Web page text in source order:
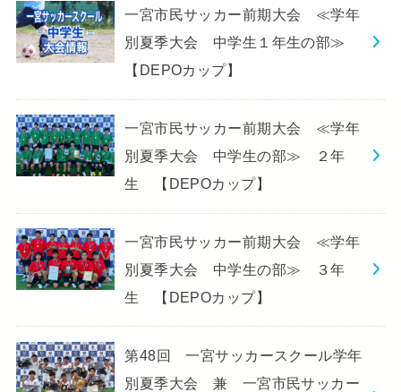
一宮市民サッカー前期大会 ≪学年
別夏季大会 中学生１年生の部≫
【DEPOカップ】
一宮市民サッカー前期大会 ≪学年
別夏季大会 中学生の部≫ ２年
生 【DEPOカップ】
一宮市民サッカー前期大会 ≪学年
別夏季大会 中学生の部≫ ３年
生 【DEPOカップ】
第48回 一宮サッカースクール学年
別夏季大会 兼 一宮市民サッカー